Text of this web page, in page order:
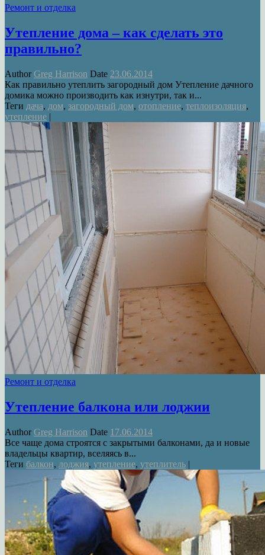
Ремонт и отделка
Утепление дома – как сделать это
правильно?
AuthorGreg Harrison Date 23.06.2014
Как правильно утеплить загородный дом Утепление дачного
домика можно производить как изнутри, так и...
Теги дача, дом, загородный дом, отопление, теплоизоляция,
утепление |
Ремонт и отделка
Утепление балкона или лоджии
AuthorGreg Harrison Date 17.06.2014
Все чаще дома строятся с закрытыми балконами, да и новые
владельцы квартир, вселяясь в...
Теги балкон, лоджия, утепление, утеплитель |